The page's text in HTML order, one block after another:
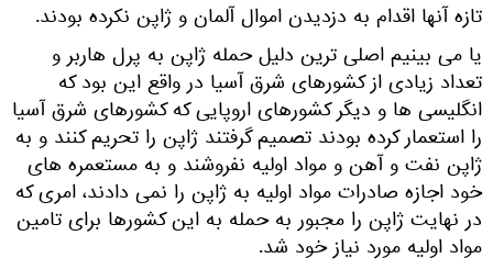
تازه آنها اقدام به دزدیدن اموال آلمان و ژاپن نکرده بودند.
یا می بینیم اصلی ترین دلیل حمله ژاپن به پرل هاربر و
تعداد زیادی از کشورهای شرق آسیا در واقع این بود که
انگلیسی ها و دیگر کشورهای اروپایی که کشورهای شرق آسیا
را استعمار کرده بودند تصمیم گرفتند ژاپن را تحریم کنند و به
ژاپن نفت و آهن و مواد اولیه نفروشند و به مستعمره های
خود اجازه صادرات مواد اولیه به ژاپن را نمی دادند، امری که
در نهایت ژاپن را مجبور به حمله به این کشورها برای تامین
مواد اولیه مورد نیاز خود شد.